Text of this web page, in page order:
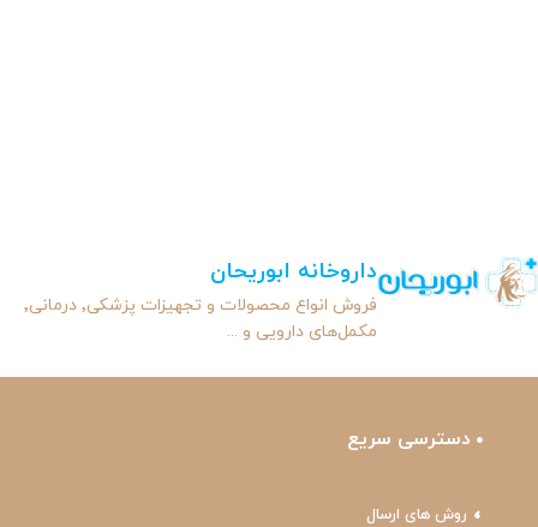
داروخانه ابوریحان
فروش انواع محصولات و تجهیزات پزشکی٬ درمانی٬
مکمل‌های دارویی و ...
دسترسی سریع
روش های ارسال